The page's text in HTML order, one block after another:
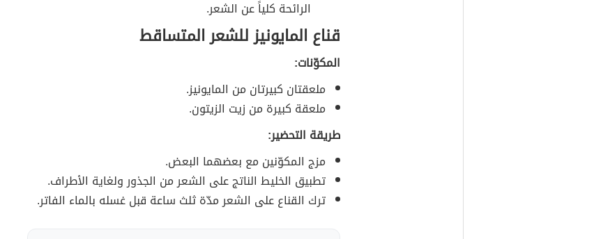
الرائحة كلياً عن الشعر.
قناع المايونيز للشعر المتساقط
المكوّنات:
ملعقتان كبيرتان من المايونيز.
ملعقة كبيرة من زيت الزيتون.
طريقة التحضير:
مزج المكوّنين مع بعضهما البعض.
تطبيق الخليط الناتج على الشعر من الجذور ولغاية الأطراف.
ترك القناع على الشعر مدّة ثلث ساعة قبل غسله بالماء الفاتر.